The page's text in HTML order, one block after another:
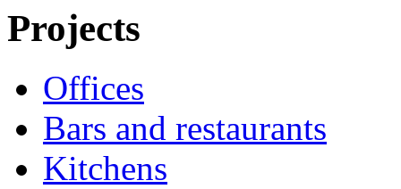
Projects
Offices
Bars and restaurants
Kitchens